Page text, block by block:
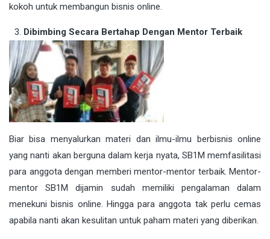
kokoh untuk membangun bisnis online.
Dibimbing Secara Bertahap Dengan Mentor Terbaik
Biar bisa menyalurkan materi dan ilmu-ilmu berbisnis online
yang nanti akan berguna dalam kerja nyata, SB1M memfasilitasi
para anggota dengan memberi mentor-mentor terbaik. Mentor-
mentor SB1M dijamin sudah memiliki pengalaman dalam
menekuni bisnis online. Hingga para anggota tak perlu cemas
apabila nanti akan kesulitan untuk paham materi yang diberikan.